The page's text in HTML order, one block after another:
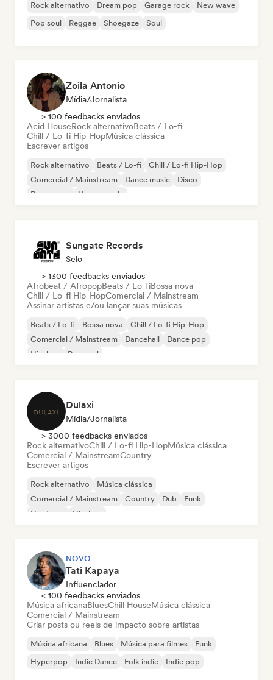
Rock alternativo Dream pop Garage rock
New wave
Pop soul
Reggae Shoegaze Soul
Zoila Antonio
Mídia/Jornalista
> 100 feedbacks enviados
Acid HouseRock alternativoBeats / Lo-fi
Chill / Lo-fi Hip-HopMúsica clássica
Escrever artigos
Rock alternativo Beats / Lo-fi
Chill / Lo-fi Hip-Hop
Comercial / Mainstream
Dance music
Disco
Dream pop
House music
Sungate Records
Selo
> 1300 feedbacks enviados
Afrobeat / AfropopBeats / Lo-fiBossa nova
Chill / Lo-fi Hip-HopComercial / Mainstream
Assinar artistas e/ou lançar suas músicas
Beats / Lo-fi Bossa nova
Chill / Lo-fi Hip-Hop
Comercial / Mainstream
Dancehall
Dance pop
Hip-hop
Pop soul
Dulaxi
Mídia/Jornalista
> 3000 feedbacks enviados
Rock alternativoChill / Lo-fi Hip-HopMúsica clássica
Comercial / MainstreamCountry
Escrever artigos
Rock alternativo
Música clássica
Comercial / Mainstream
Country Dub
Funk
Hardcore
Hip-hop
NOVO
Tati Kapaya
Influenciador
< 100 feedbacks enviados
Música africanaBluesChill HouseMúsica clássica
Comercial / Mainstream
Criar posts ou reels de impacto sobre artistas
Música africana Blues Música para filmes
Funk
Hyperpop
Indie Dance Folk indie Indie pop